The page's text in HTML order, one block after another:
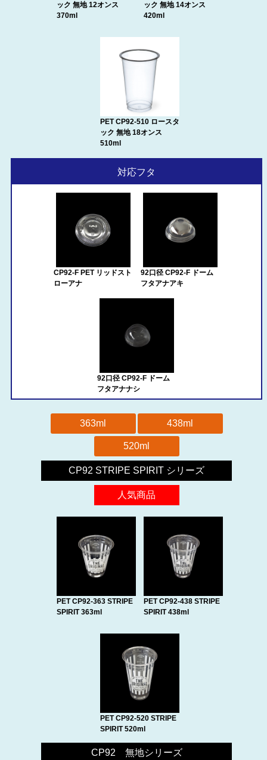
ック 無地 12オンス
370ml
ック 無地 14オンス
420ml
PET CP92-510 ロースタ
ック 無地 18オンス
510ml
対応フタ
CP92-F PET リッドスト
ローアナ
92口径 CP92-F ドーム
フタアナアキ
92口径 CP92-F ドーム
フタアナナシ
363ml 438ml
520ml
CP92 STRIPE SPIRIT シリーズ
人気商品
PET CP92-363 STRIPE
SPIRIT 363ml
PET CP92-438 STRIPE
SPIRIT 438ml
PET CP92-520 STRIPE
SPIRIT 520ml
CP92 無地シリーズ